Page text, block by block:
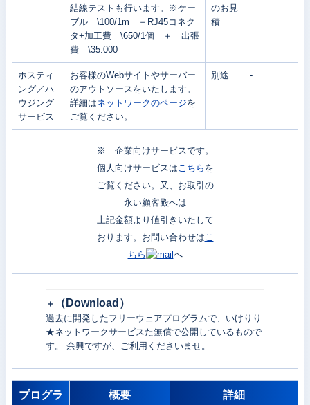
結線テストも行います。※ケー
ブル \100/1m ＋RJ45コネク
タ+加工費 \650/1個 ＋ 出張
費 \35.000
のお見
積
ホスティ
ング／ハ
ウジング
サービス
お客様のWebサイトやサーバー
のアウトソースをいたします。
詳細はネットワークのページを
ご覧ください。
別途 -
※ 企業向けサービスです。
個人向けサービスは こちら を
ご覧ください。又、お取引の
永い顧客殿へは
上記金額より値引きいたして
おります。お問い合わせは こ
ちら
へ
＋ （ Download）
過去に開発したフリーウェアプログラムで、いけりり
★ネットワークサービスた無償で公開しているもので
す。 余興ですが、ご利用くださいませ。
プログラ
概要 詳細